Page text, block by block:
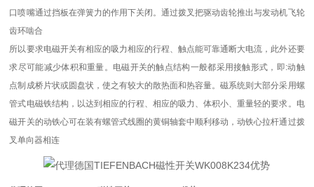
口喷嘴通过挡板在弹簧力的作用下关闭。通过拨叉把驱动齿轮推出与发动机飞轮
齿环啮合
所以要求电磁开关有相应的吸力相应的行程、触点能可靠通断大电流，此外还要
求尽可能减少体积和重量。电磁开关的触点结构一般都采用接触形式，即:动触
点制成桥片状或圆盘状，使之有较大的散热面和热容量。磁系统则大部分采用螺
管式电磁铁结构，以达到相应的行程、相应的吸力、体积小、重量轻的要求。电
磁开关的动铁心可在装有螺管式线圈的黄铜轴套中顺利移动，动铁心拉杆通过拨
叉单向器相连